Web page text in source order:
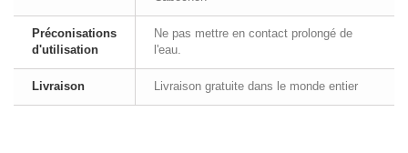
Préconisations
d'utilisation
Ne pas mettre en contact prolongé de
l'eau.
Livraison Livraison gratuite dans le monde entier